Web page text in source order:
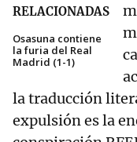
RELACIONADAS
Osasuna contiene
la furia del Real
Madrid (1-1)
la traducción
expulsión es la